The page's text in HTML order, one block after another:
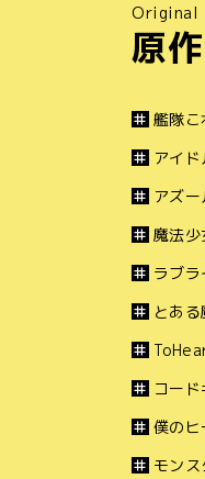
Original
原作
艦隊
アイ
アズ
魔法
ラブ
とあ
コー
僕のヒ
モン